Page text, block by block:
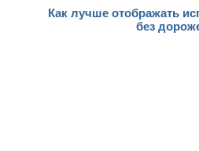
Как лучше отображать
без